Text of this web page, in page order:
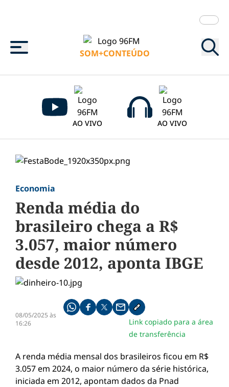
Menu
SOM+CONTEÚDO
AO VIVO AO VIVO
Economia
Renda média do
brasileiro chega a R$
3.057, maior número
desde 2012, aponta IBGE
08/05/2025 às
16:26
Compartilhe pelo whatsapp
Compartilhar no facebook
Compartilhar no twitter
Compartilhe pelo email
Copiar link da notícia
Link copiado para a área
de transferência
A renda média mensal dos brasileiros ficou em R$
3.057 em 2024, o maior número da série histórica,
iniciada em 2012, apontam dados da Pnad